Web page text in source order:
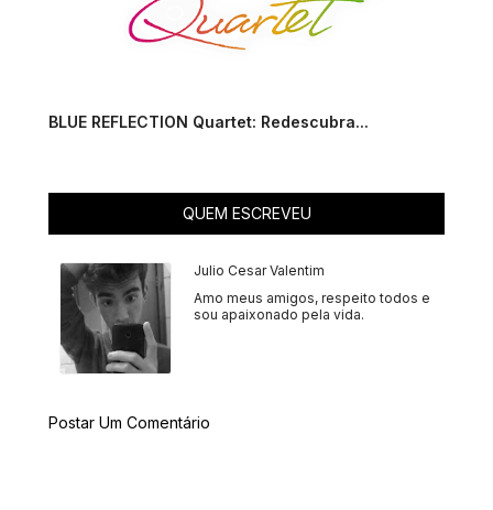
BLUE REFLECTION Quartet: Redescubra...
QUEM ESCREVEU
Julio Cesar Valentim
Amo meus amigos, respeito todos e
sou apaixonado pela vida.
Postar Um Comentário